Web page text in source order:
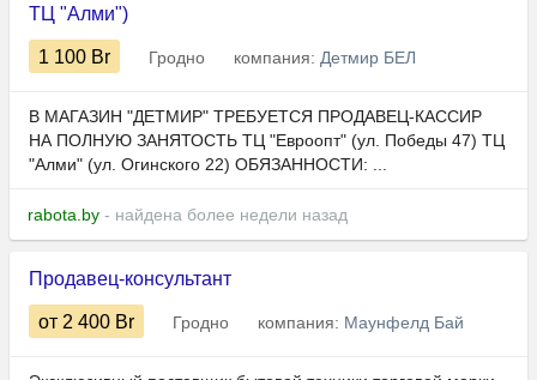
ТЦ "Алми")
1 100 Br Гродно компания: Детмир БЕЛ
В МАГАЗИН "ДЕТМИР" ТРЕБУЕТСЯ ПРОДАВЕЦ-КАССИР
НА ПОЛНУЮ ЗАНЯТОСТЬ ТЦ "Евроопт" (ул. Победы 47) ТЦ
"Алми" (ул. Огинского 22) ОБЯЗАННОСТИ: ...
rabota.by - найдена более недели назад
Продавец-консультант
от 2 400 Br Гродно компания: Маунфелд Бай